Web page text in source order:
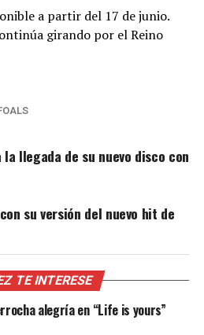
a partir del 17 de junio.
girando por el Reino
llegada de su nuevo disco con
su versión del nuevo hit de
TE INTERESE
alegría en “Life is yours”